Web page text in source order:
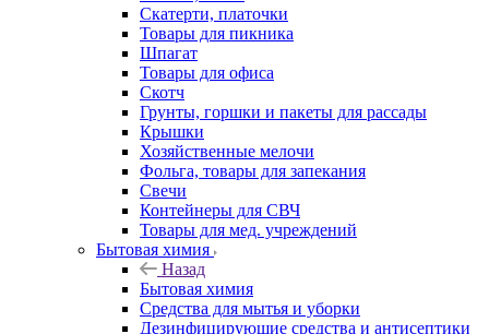
Скатерти, платочки
Товары для пикника
Шпагат
Товары для офиса
Скотч
Грунты, горшки и пакеты для рассады
Крышки
Хозяйственные мелочи
Фольга, товары для запекания
Свечи
Контейнеры для СВЧ
Товары для мед. учреждений
Бытовая химия
Назад
Бытовая химия
Средства для мытья и уборки
Дезинфицирующие средства и антисептики